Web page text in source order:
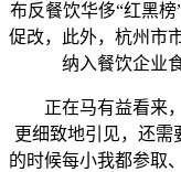
布反餐饮华侈“红黑
促改，此外，杭州市
纳入餐饮企业
正在马有益看来，
更细致地引见，还需
的时候每小我都参取